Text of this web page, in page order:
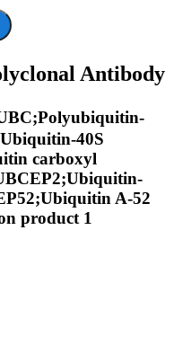
Antibody
40S
carboxyl
A-52
product 1